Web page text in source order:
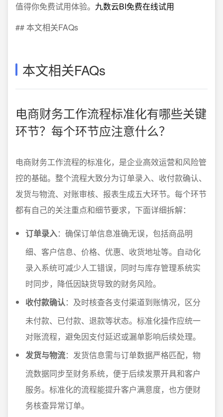
值得你免费试用体验。 九数云BI免费在线试用
## 本文相关FAQs
本文相关FAQs
电商财务工作流程标准化有哪些关键
环节？每个环节应注意什么？
电商财务工作流程的标准化，是企业高效运营和风险管
控的基础。整个流程大致分为订单录入、收付款确认、
发货与物流、对账审核、报表生成五大环节。每个环节
都有自己的关注重点和细节要求，下面详细拆解：
订单录入：确保订单信息准确无误，包括商品明
细、客户信息、价格、优惠、收货地址等。自动化
录入系统可减少人工错误，同时与库存管理系统实
时同步，降低因缺货导致的财务风险。
收付款确认：及时核查各支付渠道到账情况，区分
未付款、已付款、退款等状态。标准化操作应统一
对账流程，避免因支付延迟或漏单影响后续处理。
发货与物流：发货信息需与订单数据严格匹配，物
流数据同步至财务系统，便于后续发票开具和客户
服务。标准化的流程能提升客户满意度，也方便财
务核查异常订单。